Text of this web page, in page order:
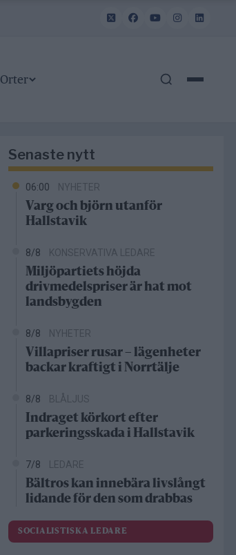
Orter
Senaste nytt
06:00 NYHETER
Varg och björn utanför
Hallstavik
8/8 KONSERVATIVA LEDARE
Miljöpartiets höjda
drivmedelspriser är hat mot
landsbygden
8/8 NYHETER
Villapriser rusar – lägenheter
backar kraftigt i Norrtälje
8/8 BLÅLJUS
Indraget körkort efter
parkeringsskada i Hallstavik
7/8 LEDARE
Bältros kan innebära livslångt
lidande för den som drabbas
SOCIALISTISKA LEDARE